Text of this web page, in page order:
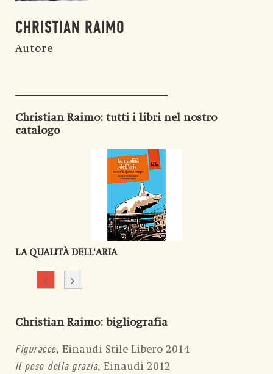
CHRISTIAN RAIMO
Autore
Christian Raimo: tutti i libri nel nostro
catalogo
LA QUALITÀ DELL'ARIA
Christian Raimo: bigliografia
Figuracce, Einaudi Stile Libero 2014
Il peso della grazia, Einaudi 2012